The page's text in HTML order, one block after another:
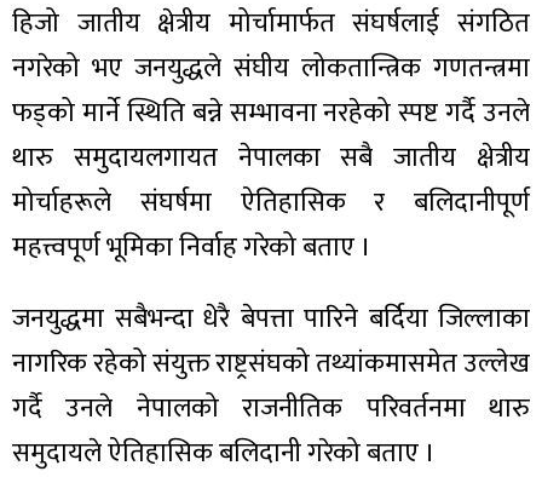
हिजो जातीय क्षेत्रीय मोर्चामार्फत संघर्षलाई संगठित
नगरेको भए जनयुद्धले संघीय लोकतान्त्रिक गणतन्त्रमा
फड्को मार्ने स्थिति बन्ने सम्भावना नरहेको स्पष्ट गर्दै उनले
थारु समुदायलगायत नेपालका सबै जातीय क्षेत्रीय
मोर्चाहरूले संघर्षमा ऐतिहासिक र बलिदानीपूर्ण
महत्त्वपूर्ण भूमिका निर्वाह गरेको बताए ।
जनयुद्धमा सबैभन्दा धेरै बेपत्ता पारिने बर्दिया जिल्लाका
नागरिक रहेको संयुक्त राष्ट्रसंघको तथ्यांकमासमेत उल्लेख
गर्दै उनले नेपालको राजनीतिक परिवर्तनमा थारु
समुदायले ऐतिहासिक बलिदानी गरेको बताए ।